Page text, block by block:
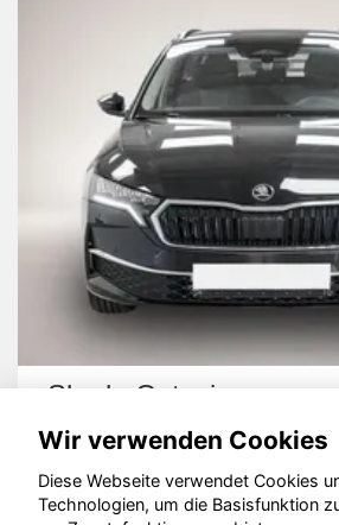
Skoda Octavia
Wir verwenden Cookies
Diese Webseite verwendet Cookies
Technologien, um die Basisfunktion